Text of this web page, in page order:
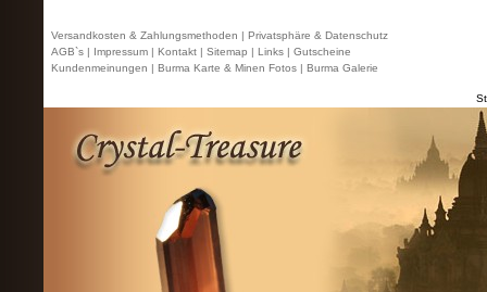
Versandkosten & Zahlungsmethoden | Privatsphäre & Datenschutz
AGB`s | Impressum | Kontakt | Sitemap | Links | Gutscheine
Kundenmeinungen | Burma Karte & Minen Fotos | Burma Galerie